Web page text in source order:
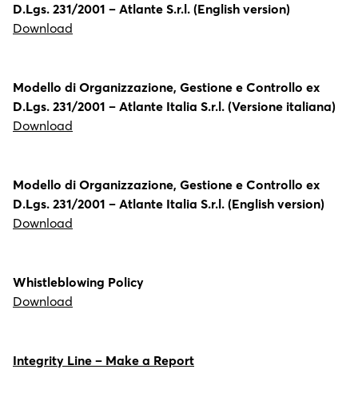
D.Lgs. 231/2001 – Atlante S.r.l. (English version)
Download
Modello di Organizzazione, Gestione e Controllo ex
D.Lgs. 231/2001 – Atlante Italia S.r.l. (Versione italiana)
Download
Modello di Organizzazione, Gestione e Controllo ex
D.Lgs. 231/2001 – Atlante Italia S.r.l. (English version)
Download
Whistleblowing Policy
Download
Integrity Line – Make a Report